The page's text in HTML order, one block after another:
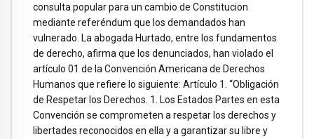
consulta popular para un cambio de Constitucion
mediante referéndum que los demandados han
vulnerado. La abogada Hurtado, entre los fundamentos
de derecho, afirma que los denunciados, han violado el
artículo 01 de la Convención Americana de Derechos
Humanos que refiere lo siguiente: Artículo 1. “Obligación
de Respetar los Derechos. 1. Los Estados Partes en esta
Convención se comprometen a respetar los derechos y
libertades reconocidos en ella y a garantizar su libre y